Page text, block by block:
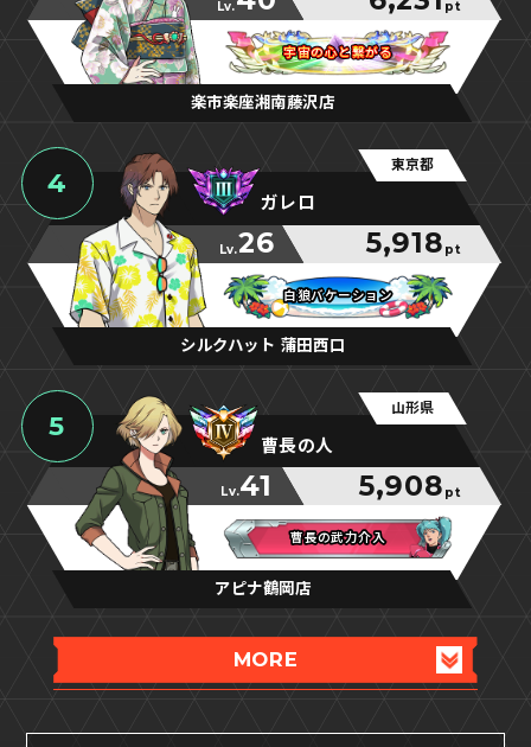
Lv. pt
宇宙の心と繋がる
宇宙の心と繋がる
宇宙の心と繋がる
楽市楽座湘南藤沢店
4
東京都
ガレロ
Lv.26 5,918 pt
白狼バケーション
白狼バケーション
白狼バケーション
シルクハット 蒲田西口
5
山形県
曹長の人
Lv.41 5,908 pt
曹長の武力介入
曹長の武力介入
曹長の武力介入
アピナ鶴岡店
MORE